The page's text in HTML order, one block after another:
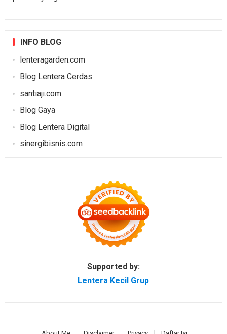
INFO BLOG
lenteragarden.com
Blog Lentera Cerdas
santiaji.com
Blog Gaya
Blog Lentera Digital
sinergibisnis.com
Supported by:
Lentera Kecil Grup